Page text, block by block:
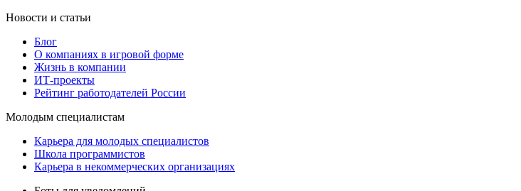
Новости и статьи
Блог
О компаниях в игровой форме
Жизнь в компании
ИТ-проекты
Рейтинг работодателей России
Молодым специалистам
Карьера для молодых специалистов
Школа программистов
Карьера в некоммерческих организациях